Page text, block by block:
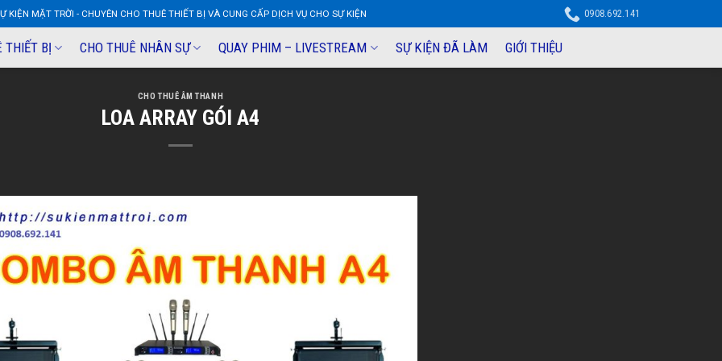
KIỆN MẶT TRỜI - CHUYÊN CHO THUÊ THIẾT BỊ VÀ CUNG CẤP DỊCH VỤ CHO SỰ KIỆN 0908.692.141
THIẾT BỊ CHO THUÊ NHÂN SỰ QUAY PHIM – LIVESTREAM SỰ KIỆN ĐÃ LÀM GIỚI THIỆU
CHO THUÊ ÂM THANH
LOA ARRAY GÓI A4